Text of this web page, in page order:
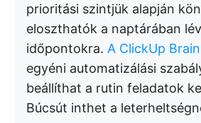
prioritási szintjük alapján
eloszthatók a naptárában
időpontokra. A ClickUp Brain
egyéni automatizálási
beállíthat a rutin feladatok
Búcsút inthet a